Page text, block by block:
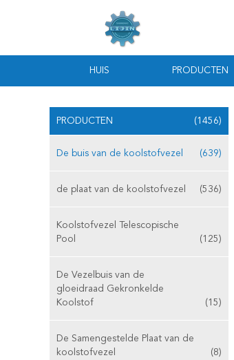
HUIS PRODUCTEN
PRODUCTEN (1456)
De buis van de koolstofvezel (639)
de plaat van de koolstofvezel (536)
Koolstofvezel Telescopische
Pool
(125)
De Vezelbuis van de
gloeidraad Gekronkelde
Koolstof
(15)
De Samengestelde Plaat van de
koolstofvezel
(8)